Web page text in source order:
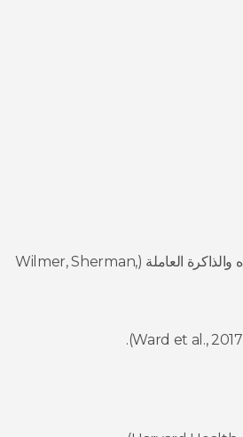
مراجعة أبحاث واسعة بتقول إن عادات الموبايل مرتبطة بانخفاض الانتباه والذاكرة العاملة (Wilmer, Sherman,